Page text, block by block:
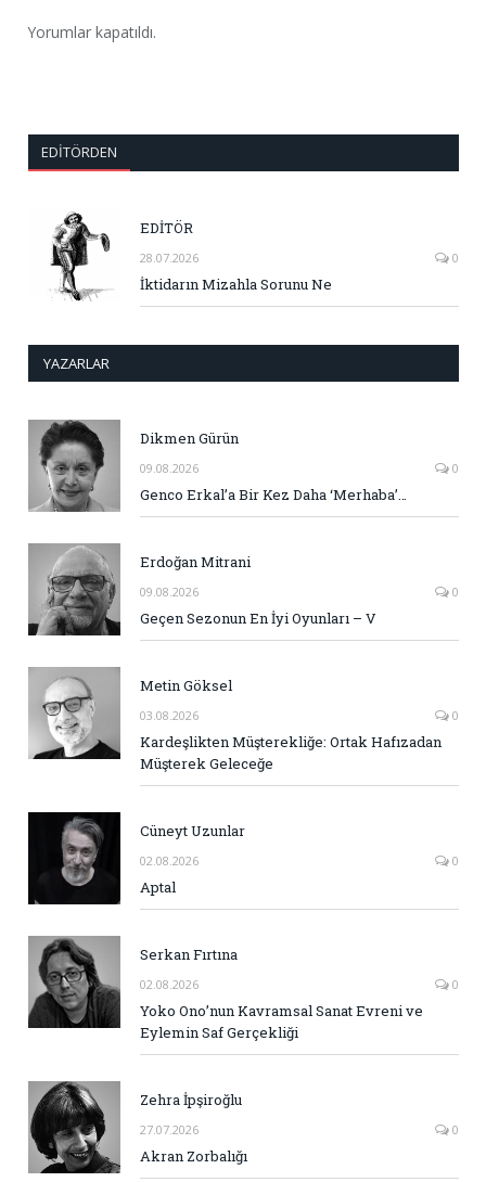
Yorumlar kapatıldı.
EDITÖRDEN
EDİTÖR
28.07.2026 0
İktidarın Mizahla Sorunu Ne
YAZARLAR
Dikmen Gürün
09.08.2026 0
Genco Erkal’a Bir Kez Daha ‘Merhaba’…
Erdoğan Mitrani
09.08.2026 0
Geçen Sezonun En İyi Oyunları – V
Metin Göksel
03.08.2026 0
Kardeşlikten Müşterekliğe: Ortak Hafızadan
Müşterek Geleceğe
Cüneyt Uzunlar
02.08.2026 0
Aptal
Serkan Fırtına
02.08.2026 0
Yoko Ono’nun Kavramsal Sanat Evreni ve
Eylemin Saf Gerçekliği
Zehra İpşiroğlu
27.07.2026 0
Akran Zorbalığı